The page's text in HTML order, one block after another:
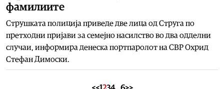
фамилиите
Струшката полиција приведе две лица од Струга по
претходни пријави за семејно насилство во два одделни
случаи, информира денеска портпаролот на СВР Охрид
Стефан Димоски.